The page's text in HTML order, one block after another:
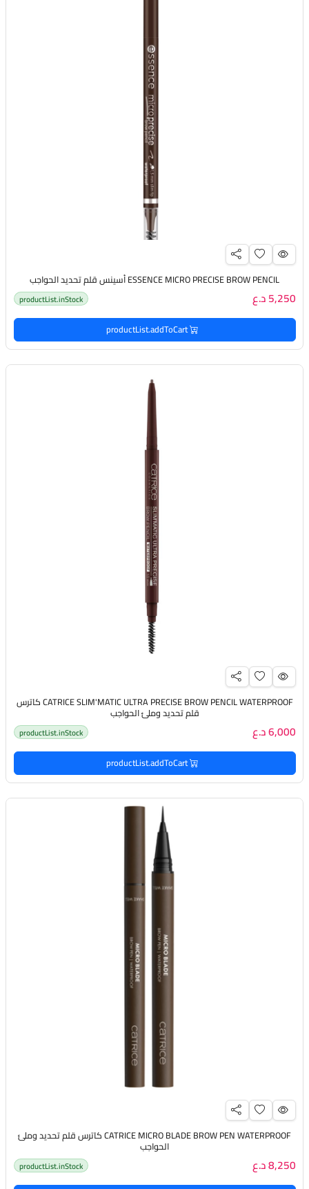
ESSENCE MICRO PRECISE BROW PENCIL أسينس قلم تحديد الحواجب
5,250 د.ع productList.inStock
productList.addToCart
CATRICE SLIM'MATIC ULTRA PRECISE BROW PENCIL WATERPROOF كاترس
قلم تحديد وملئ الحواجب
6,000 د.ع productList.inStock
productList.addToCart
CATRICE MICRO BLADE BROW PEN WATERPROOF كاترس قلم تحديد وملئ
الحواجب
8,250 د.ع productList.inStock